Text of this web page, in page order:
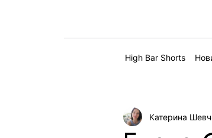
High Bar Shorts
Катерина